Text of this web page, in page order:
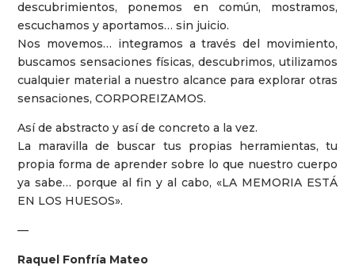
descubrimientos, ponemos en común, mostramos,
escuchamos y aportamos… sin juicio.
Nos movemos… integramos a través del movimiento,
buscamos sensaciones físicas, descubrimos, utilizamos
cualquier material a nuestro alcance para explorar otras
sensaciones, CORPOREIZAMOS.
Así de abstracto y así de concreto a la vez.
La maravilla de buscar tus propias herramientas, tu
propia forma de aprender sobre lo que nuestro cuerpo
ya sabe… porque al fin y al cabo, «LA MEMORIA ESTÁ
EN LOS HUESOS».
—
Raquel Fonfría Mateo